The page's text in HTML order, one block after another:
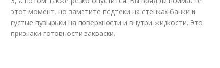
этот момент, но заметите подтеки на стенках банки и
густые пузырьки на поверхности и внутри жидкости. Это
признаки готовности закваски.